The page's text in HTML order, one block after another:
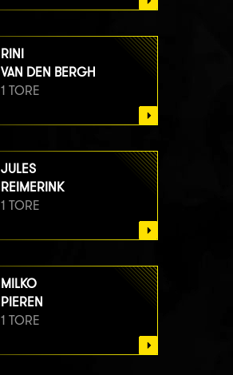
RINI
VAN DEN BERGH
1 TORE
JULES
REIMERINK
1 TORE
MILKO
PIEREN
1 TORE